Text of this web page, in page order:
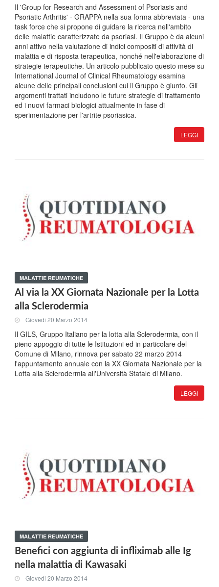
Il 'Group for Research and Assessment of Psoriasis and
Psoriatic Arthritis' - GRAPPA nella sua forma abbreviata - una
task force che si propone di guidare la ricerca nell'ambito
delle malattie caratterizzate da psoriasi. Il Gruppo è da alcuni
anni attivo nella valutazione di indici compositi di attività di
malattia e di risposta terapeutica, nonché nell'elaborazione di
strategie terapeutiche. Un articolo pubblicato questo mese su
International Journal of Clinical Rheumatology esamina
alcune delle principali conclusioni cui il Gruppo è giunto. Gli
argomenti trattati includono le future strategie di trattamento
ed i nuovi farmaci biologici attualmente in fase di
sperimentazione per l'artrite psoriasica.
LEGGI
MALATTIE REUMATICHE
Al via la XX Giornata Nazionale per la Lotta
alla Sclerodermia
Giovedi 20 Marzo 2014
Il GILS, Gruppo Italiano per la lotta alla Sclerodermia, con il
pieno appoggio di tutte le Istituzioni ed in particolare del
Comune di Milano, rinnova per sabato 22 marzo 2014
l'appuntamento annuale con la XX Giornata Nazionale per la
Lotta alla Sclerodermia all'Università Statale di Milano.
LEGGI
MALATTIE REUMATICHE
Benefici con aggiunta di infliximab alle Ig
nella malattia di Kawasaki
Giovedi 20 Marzo 2014